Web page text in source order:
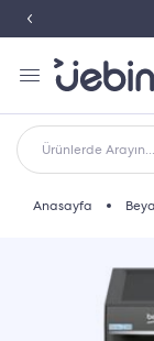
Ürünlerde Arayın...
Anasayfa